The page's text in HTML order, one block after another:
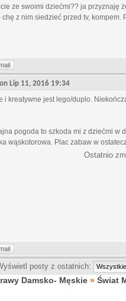
ze swoimi dziećmi?? ja przyznaję
chę z nim siedzieć przed tv,
Lip 11, 2016 19:34
i kreatywne jest lego/duplo.
pogoda to szkoda mi z dziećmi w
wąskotorowa. Plac zabaw w
Ostatnio
posty z ostatnich:
Damsko- Męskie » Świat